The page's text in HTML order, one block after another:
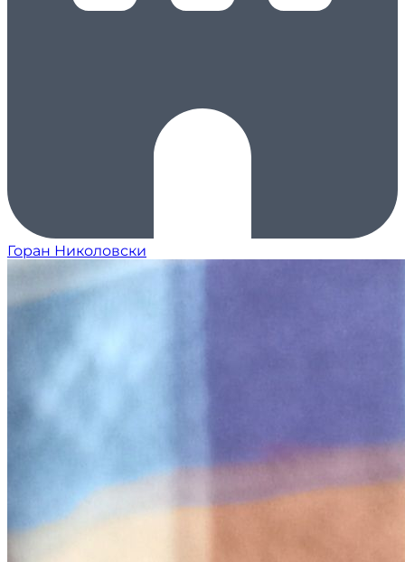
Горан Николовски